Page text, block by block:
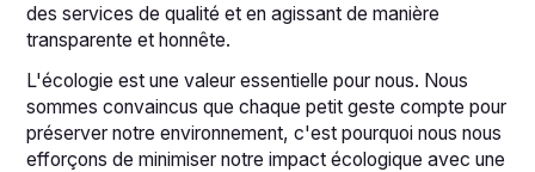
des services de qualité et en agissant de manière
transparente et honnête.
L'écologie est une valeur essentielle pour nous. Nous
sommes convaincus que chaque petit geste compte pour
préserver notre environnement, c'est pourquoi nous nous
efforçons de minimiser notre impact écologique avec une